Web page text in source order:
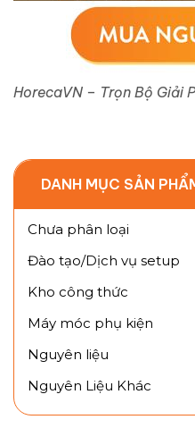
HorecaVN – Trọn Bộ Giải
DANH MỤC SẢN
Chưa phân loại
Đào tạo/Dịch vụ setup
Kho công thức
Máy móc phụ kiện
Nguyên liệu
Nguyên Liệu Khác